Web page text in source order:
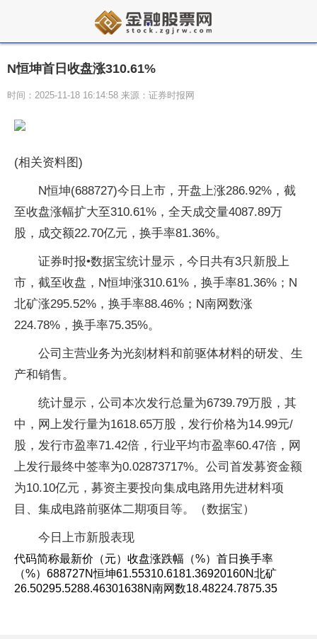
N恒坤首日收盘涨310.61%
时间：2025-11-18 16:14:58 来源：证券时报网
(相关资料图)
N恒坤(688727)今日上市，开盘上涨286.92%，截
至收盘涨幅扩大至310.61%，全天成交量4087.89万
股，成交额22.70亿元，换手率81.36%。
证券时报•数据宝统计显示，今日共有3只新股上
市，截至收盘，N恒坤涨310.61%，换手率81.36%；N
北矿涨295.52%，换手率88.46%；N南网数涨
224.78%，换手率75.35%。
公司主营业务为光刻材料和前驱体材料的研发、生
产和销售。
统计显示，公司本次发行总量为6739.79万股，其
中，网上发行量为1618.65万股，发行价格为14.99元/
股，发行市盈率71.42倍，行业平均市盈率60.47倍，网
上发行最终中签率为0.02873717%。公司首发募资金额
为10.10亿元，募资主要投向集成电路用先进材料项
目、集成电路前驱体二期项目等。（数据宝）
今日上市新股表现
代码简称最新价（元）收盘涨跌幅（%）首日换手率
（%）688727N恒坤61.55310.6181.36920160N北矿
26.50295.5288.46301638N南网数18.48224.7875.35